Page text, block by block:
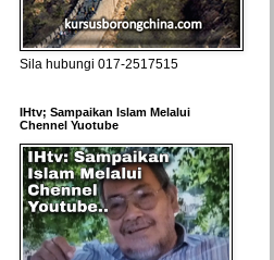
Sila hubungi 017-2517515
IHtv; Sampaikan Islam Melalui
Chennel Yuotube